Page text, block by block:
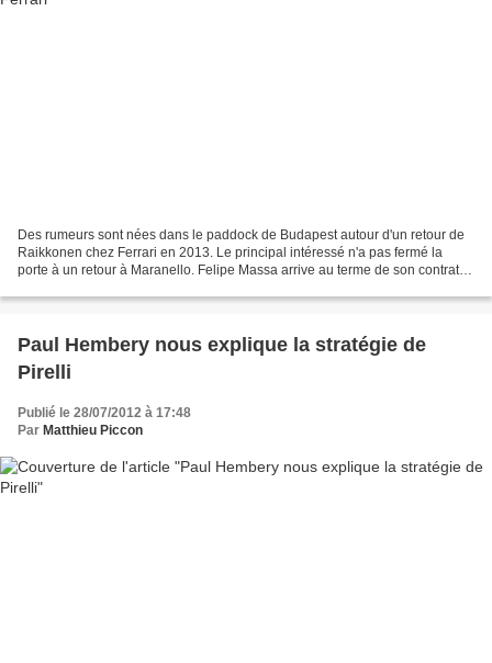
Des rumeurs sont nées dans le paddock de Budapest autour d'un retour de
Raikkonen chez Ferrari en 2013. Le principal intéressé n'a pas fermé la
porte à un retour à Maranello. Felipe Massa arrive au terme de son contrat
Paul Hembery nous explique la stratégie de
Pirelli
Publié le 28/07/2012 à 17:48
Par Matthieu Piccon